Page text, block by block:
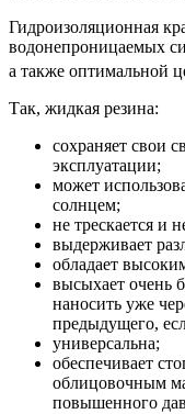
Гидроизоляционная
водонепроницаемых
а также оптимальной
Так, жидкая резина:
сохраняет свои
эксплуатации;
может
солнцем;
не трескается и
выдерживает
обладает
высыхает очень
наносить уже
предыдущего,
универсальна;
обеспечивает
облицовочным
повышенного